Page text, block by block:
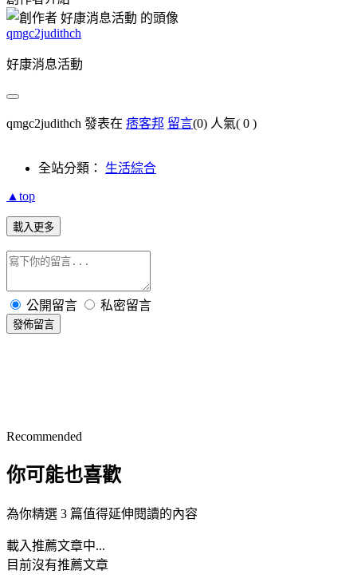
qmgc2judithch
好康消息活動
qmgc2judithch 發表在 痞客邦 留言(0) 人氣( 0 )
全站分類： 生活綜合
▲top
載入更多
公開留言 私密留言
發佈留言
Recommended
你可能也喜歡
為你精選 3 篇值得延伸閱讀的內容
載入推薦文章中...
目前沒有推薦文章